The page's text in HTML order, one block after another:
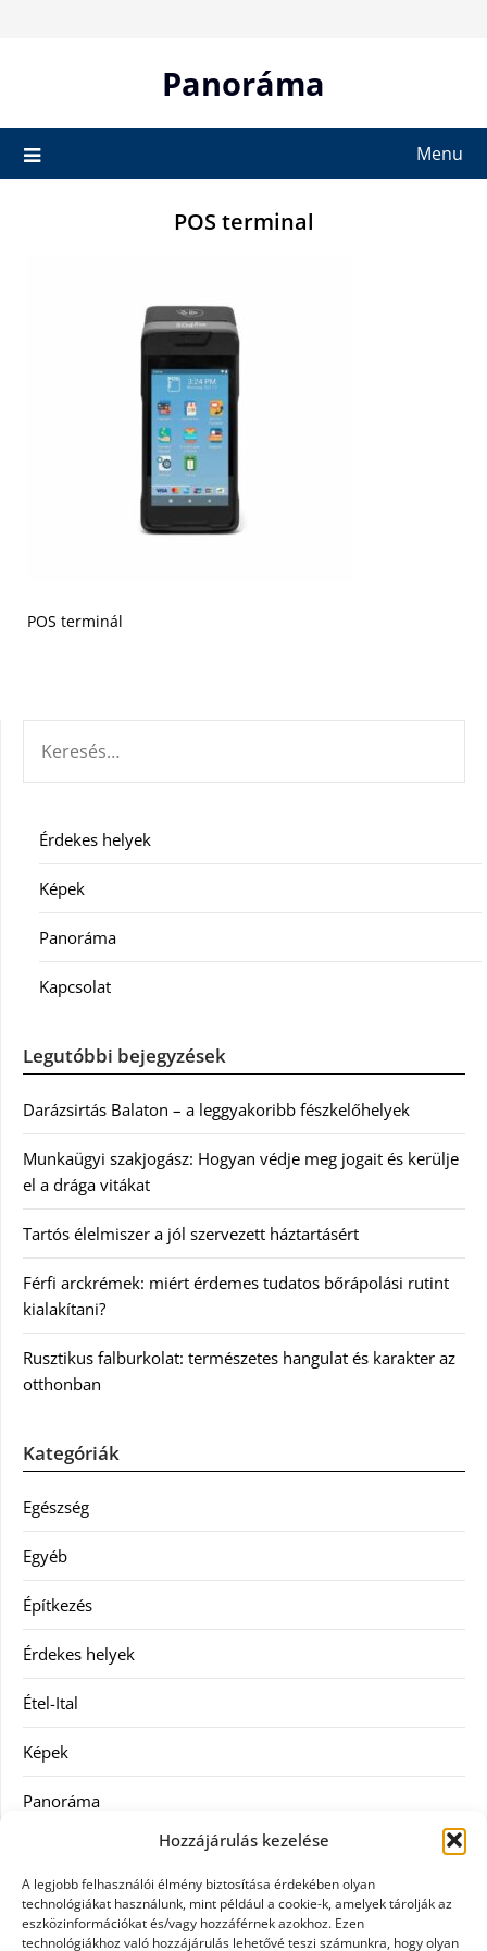
Hozzájárulás kezelése
A legjobb felhasználói élmény biztosítása érdekében olyan
technológiákat használunk, mint például a cookie-k, amelyek tárolják az
eszközinformációkat és/vagy hozzáférnek azokhoz. Ezen
technológiákhoz való hozzájárulás lehetővé teszi számunkra, hogy olyan
Panoráma
Menu
POS terminal
POS terminál
Érdekes helyek
Képek
Panoráma
Kapcsolat
Legutóbbi bejegyzések
Darázsirtás Balaton – a leggyakoribb fészkelőhelyek
Munkaügyi szakjogász: Hogyan védje meg jogait és kerülje
el a drága vitákat
Tartós élelmiszer a jól szervezett háztartásért
Férfi arckrémek: miért érdemes tudatos bőrápolási rutint
kialakítani?
Rusztikus falburkolat: természetes hangulat és karakter az
otthonban
Kategóriák
Egészség
Egyéb
Építkezés
Érdekes helyek
Étel-Ital
Képek
Panoráma
Szolgáltatás